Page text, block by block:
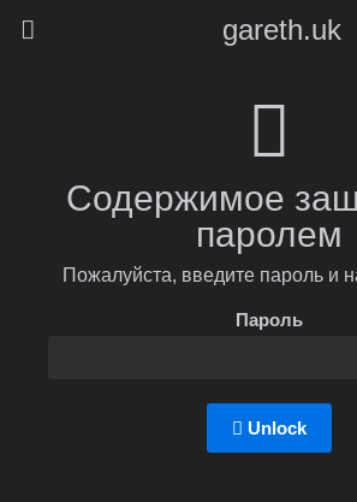
gareth.uk
Содержимое
паролем
Пожалуйста, введите пароль и
Пароль
Unlock